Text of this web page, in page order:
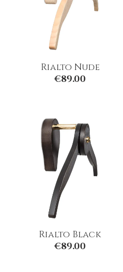
Rialto Nude
€89.00
Rialto Black
€89.00